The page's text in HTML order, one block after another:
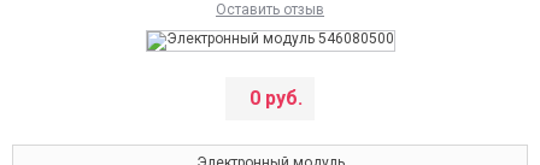
Оставить отзыв
0 руб.